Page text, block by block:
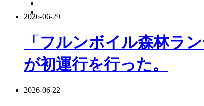
2026-06-29
「フルンボイル森林ラ
が初運行を行った。
2026-06-22